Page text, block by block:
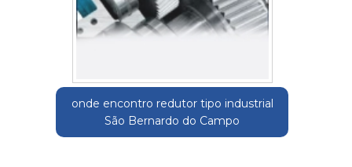
onde encontro redutor tipo industrial
São Bernardo do Campo